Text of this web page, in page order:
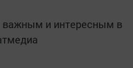
и интересным в